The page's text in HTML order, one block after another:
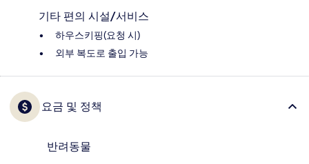
기타 편의 시설/서비스
하우스키핑(요청 시)
외부 복도로 출입 가능
요금 및 정책
반려동물